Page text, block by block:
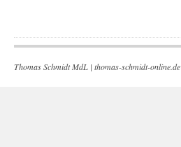
Thomas Schmidt MdL | thomas-schmidt-online.de